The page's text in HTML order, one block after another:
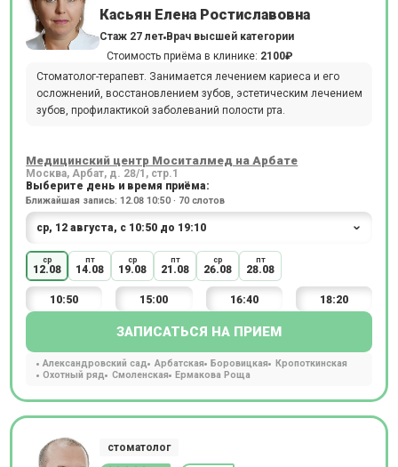
Касьян Елена Ростиславовна
Стаж 27 лет Врач высшей категории
Стоимость приёма в клинике: 2100₽
Стоматолог-терапевт. Занимается лечением кариеса и его
осложнений, восстановлением зубов, эстетическим лечением
зубов, профилактикой заболеваний полости рта.
Медицинский центр Моситалмед на Арбате
Москва, Арбат, д. 28/1, стр.1
Выберите день и время приёма:
Ближайшая запись: 12.08 10:50 · 70 слотов
ср
12.08
пт
14.08
ср
19.08
пт
21.08
ср
26.08
пт
28.08
10:50 15:00 16:40 18:20
ЗАПИСАТЬСЯ НА ПРИЕМ
Александровский сад Арбатская Боровицкая
Кропоткинская
Охотный ряд
Смоленская Ермакова Роща
стоматолог